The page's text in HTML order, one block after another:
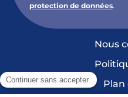
protection de données.
Nous
Plan